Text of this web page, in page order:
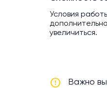
Условия
увеличиться.
Важно